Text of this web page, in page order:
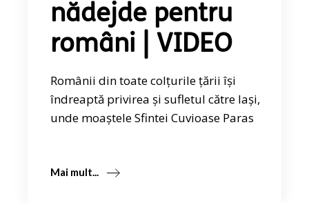
nădejde pentru
români | VIDEO
Românii din toate colțurile țării își
îndreaptă privirea și sufletul către Iași,
unde moaștele Sfintei Cuvioase Paras
Mai mult...